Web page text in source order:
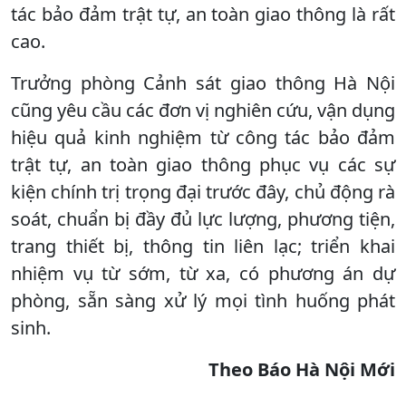
tác bảo đảm trật tự, an toàn giao thông là rất
cao.
Trưởng phòng Cảnh sát giao thông Hà Nội
cũng yêu cầu các đơn vị nghiên cứu, vận dụng
hiệu quả kinh nghiệm từ công tác bảo đảm
trật tự, an toàn giao thông phục vụ các sự
kiện chính trị trọng đại trước đây, chủ động rà
soát, chuẩn bị đầy đủ lực lượng, phương tiện,
trang thiết bị, thông tin liên lạc; triển khai
nhiệm vụ từ sớm, từ xa, có phương án dự
phòng, sẵn sàng xử lý mọi tình huống phát
sinh.
Theo Báo Hà Nội Mới